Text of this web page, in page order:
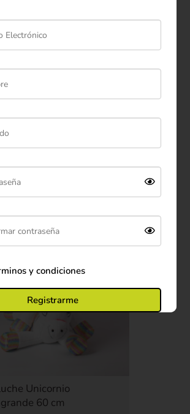
Oso con Lazo 25 cm
Ver producto
Comprar ahora
Unicornio
60 cm
y condiciones
Registrarme